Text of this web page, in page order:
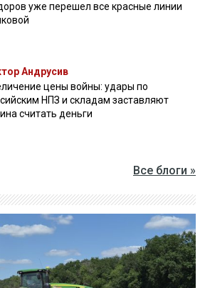
уже перешел все красные линии
Андрусив
цены войны: удары по
НПЗ и складам заставляют
считать деньги
Все блоги »